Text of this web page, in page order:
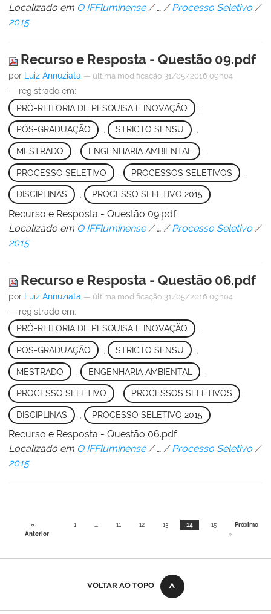
Localizado em O IFFluminense /… /Processo Seletivo /
2015
Recurso e Resposta - Questão 09.pdf
por Luiz Annuziata — última modificação 31/05/2016 09h04
— registrado em:
PRÓ-REITORIA DE PESQUISA E INOVAÇÃO
PÓS-GRADUAÇÃO , STRICTO SENSU ,
MESTRADO ENGENHARIA AMBIENTAL
PROCESSO SELETIVO PROCESSOS SELETIVOS
DISCIPLINAS , PROCESSO SELETIVO 2015
Recurso e Resposta - Questão 09.pdf
Localizado em O IFFluminense /… /Processo Seletivo /
2015
Recurso e Resposta - Questão 06.pdf
por Luiz Annuziata — última modificação 31/05/2016 09h04
— registrado em:
PRÓ-REITORIA DE PESQUISA E INOVAÇÃO
PÓS-GRADUAÇÃO STRICTO SENSU
MESTRADO ENGENHARIA AMBIENTAL
PROCESSO SELETIVO , PROCESSOS SELETIVOS ,
DISCIPLINAS PROCESSO SELETIVO 2015
Recurso e Resposta - Questão 06.pdf
Localizado em O IFFluminense /… /Processo Seletivo /
2015
«
Anterior
1 ... 11 12 13 14 15
Próximo
»
VOLTAR AO TOPO